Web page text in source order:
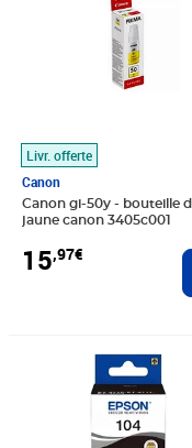
Livr. offerte
Canon
Canon gi-50y - bouteille
jaune canon 3405c001
15,97€